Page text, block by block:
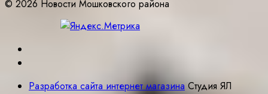
© 2026 Новости Мошковского района
Разработка сайта интернет магазинаСтудия ЯЛ